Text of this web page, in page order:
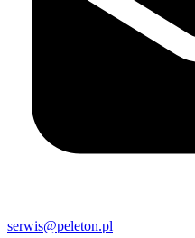
serwis@peleton.pl